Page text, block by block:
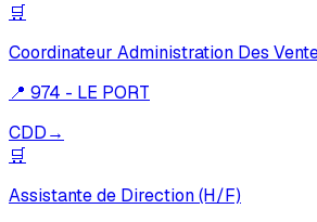
🛒
Coordinateur Administration Des
📍 974 - LE PORT
CDD→
🛒
Assistante de Direction (H/F)